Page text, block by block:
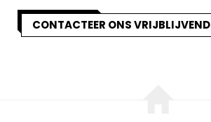
CONTACTEER ONS VRIJBLIJVEND